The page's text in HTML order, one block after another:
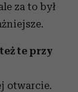
za to był
te przy
otwarcie.